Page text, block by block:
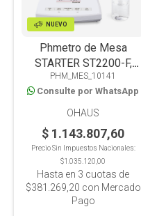
NUEVO
Phmetro de Mesa
STARTER ST2200-F,
PH/MV/(ORP)/T°
PHM_MES_10141
Consulte por WhatsApp
OHAUS
$ 1.143.807,60
Precio Sin Impuestos Nacionales:
$1.035.120,00
Hasta en 3 cuotas de
$381.269,20 con Mercado
Pago